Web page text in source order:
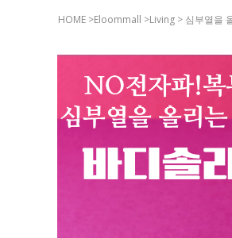
HOME >eloommall >living > 심부열을